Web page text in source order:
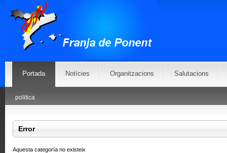
Portada Notícies Organitzacions Salutacions
politica
Error
Aquesta categoría no existeix